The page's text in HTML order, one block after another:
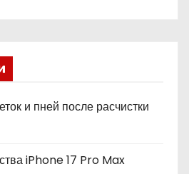
и пней после расчистки
iPhone 17 Pro Max